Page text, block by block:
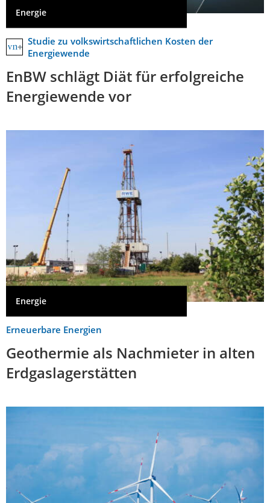
Energie
Studie zu volkswirtschaftlichen Kosten der
Energiewende
EnBW schlägt Diät für erfolgreiche
Energiewende vor
Energie
Erneuerbare Energien
Geothermie als Nachmieter in alten
Erdgaslagerstätten